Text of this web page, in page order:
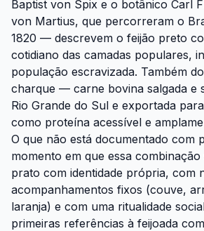
Baptist von Spix e o botânico Carl
von Martius, que percorreram o
1820 — descrevem o feijão preto
cotidiano das camadas populares,
população escravizada. Também
charque — carne bovina salgada e
Rio Grande do Sul e exportada
como proteína acessível e
O que não está documentado com
momento em que essa
prato com identidade própria, com
acompanhamentos fixos (couve,
laranja) e com uma ritualidade
primeiras referências à feijoada